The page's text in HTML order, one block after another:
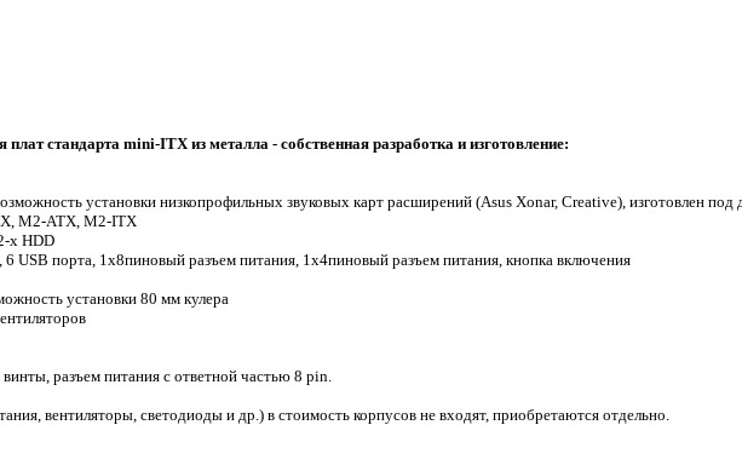
стандарта mini-ITX из металла - собственная разработка и изготовление:
установки низкопрофильных звуковых карт расширений (Asus Xonar, Creative), изготовлен
M2-ATX, M2-ITX
х HDD
USB порта, 1х8пиновый разъем питания, 1х4пиновый разъем питания, кнопка включения
установки 80 мм кулера
разъем питания с ответной частью 8 pin.
вентиляторы, светодиоды и др.) в стоимость корпусов не входят, приобретаются отдельно.